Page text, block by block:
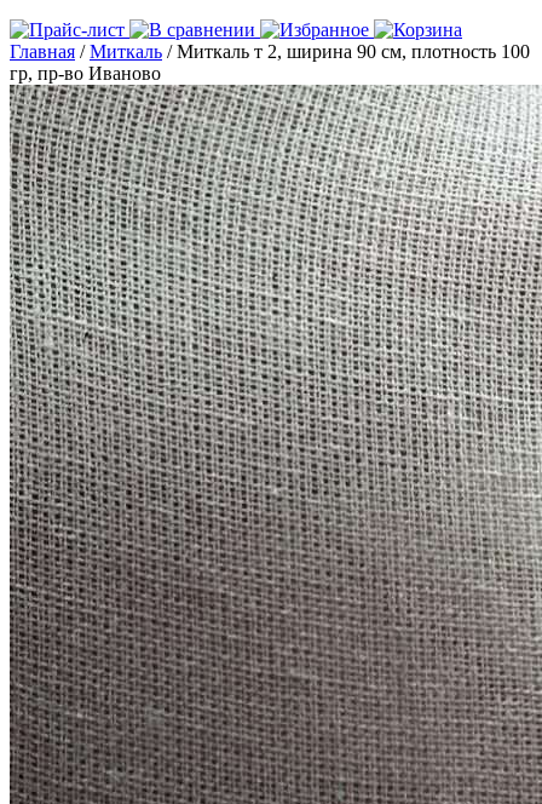
Главная /Миткаль / Миткаль т 2, ширина 90 см, плотность 100
гр, пр-во Иваново